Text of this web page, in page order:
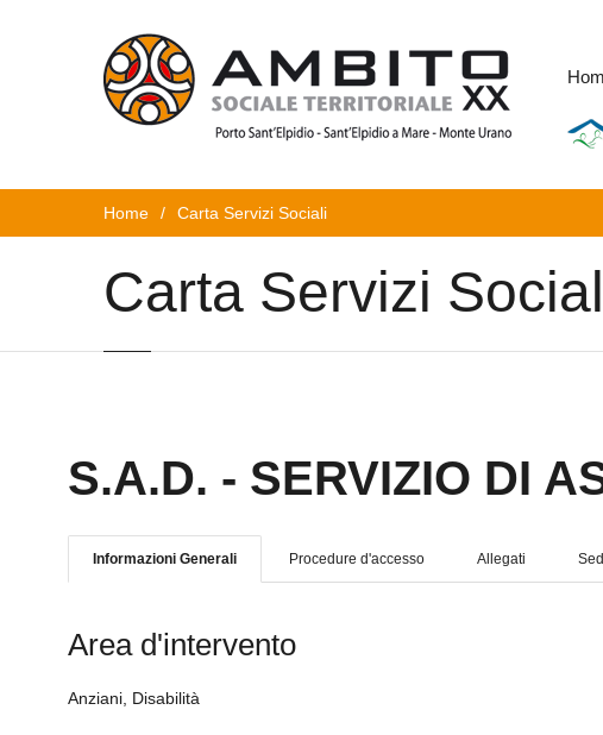
Home / Carta Servizi Sociali
Carta Servizi
S.A.D. - SERVIZIO DI
Informazioni Generali Procedure d'accesso Allegati
Area d'intervento
Anziani, Disabilità